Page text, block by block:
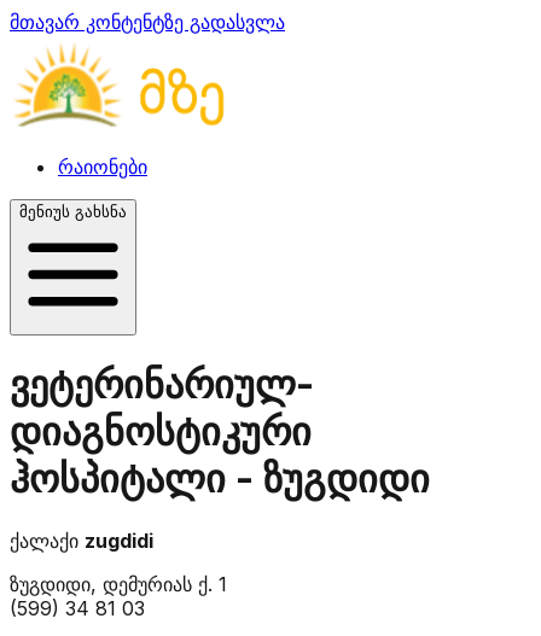
მთავარ კონტენტზე გადასვლა
რაიონები
მენიუს გახსნა
ვეტერინარიულ-
დიაგნოსტიკური
ჰოსპიტალი - ზუგდიდი
ქალაქი zugdidi
ზუგდიდი, დემურიას ქ. 1
(599) 34 81 03